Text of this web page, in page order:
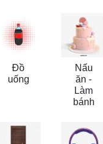
Đồ
uống
Nấu
ăn -
Làm
bánh